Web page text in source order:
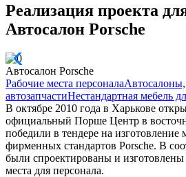
Реализация проекта
Автосалон Porsche
Автосалон Porsche
Рабочие места персоналаАвтосалоны,
автозапчастиНестандартная мебель
В октябре 2010 года в Харькове
официальный Порше Центр в
победили в тендере на изготовление
фирменных стандартов Porsche. В
были спроектированы и изготовлены
места для персонала.